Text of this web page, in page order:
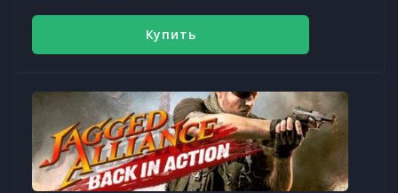
Купить